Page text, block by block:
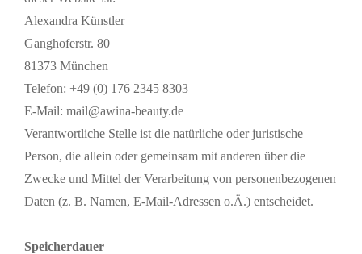
Alexandra Künstler
Ganghoferstr. 80
81373 München
Telefon: +49 (0) 176 2345 8303
E-Mail: mail@awina-beauty.de
Verantwortliche Stelle ist die natürliche oder juristische
Person, die allein oder gemeinsam mit anderen über die
Zwecke und Mittel der Verarbeitung von personenbezogenen
Daten (z. B. Namen, E-Mail-Adressen o.Ä.) entscheidet.
Speicherdauer